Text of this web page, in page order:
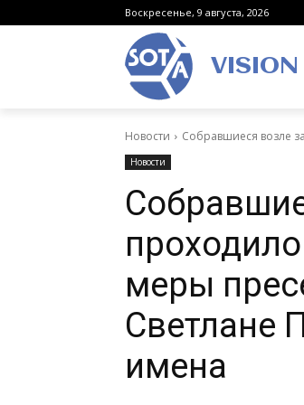
Воскресенье, 9 августа, 2026
VISION
Новости Собравшиеся возле
Новости
меры
Светлане
имена